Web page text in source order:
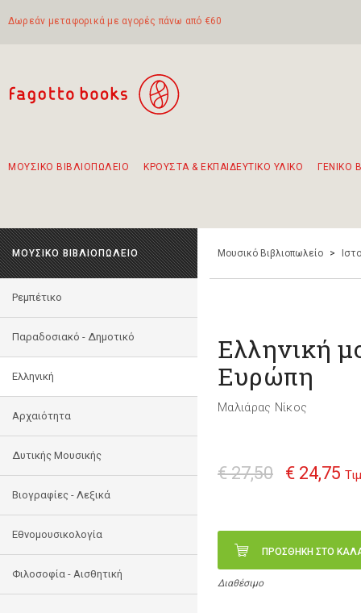
Δωρεάν μεταφορικά με αγορές πάνω από €60
ΜΟΥΣΙΚΟ ΒΙΒΛΙΟΠΩΛΕΙΟ ΚΡΟΥΣΤΑ & ΕΚΠΑΙΔΕΥΤΙΚΟ ΥΛΙΚΟ ΓΕΝΙΚΟ
ΜΟΥΣΙΚΟ ΒΙΒΛΙΟΠΩΛΕΙΟ
Ρεμπέτικο
Παραδοσιακό - Δημοτικό
Ελληνική
Αρχαιότητα
Δυτικής Μουσικής
Βιογραφίες - Λεξικά
Εθνομουσικολογία
Φιλοσοφία - Αισθητική
Μουσικό Βιβλιοπωλείο >
Ελληνική
Ευρώπη
Μαλιάρας Νίκος
€ 27,50 € 24,75
ΠΡΟΣΘΗΚΗ ΣΤΟ
Διαθέσιμο